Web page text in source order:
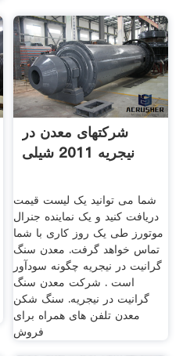
شرکتهای معدن در
نیجریه 2011 شیلی
شما می توانید یک لیست قیمت
دریافت کنید و یک نماینده جنرال
موتورز طی یک روز کاری با شما
تماس خواهد گرفت. معدن سنگ
گرانیت در نیجریه چگونه سودآور
است . شرکت معدن سنگ
گرانیت در نیجریه. سنگ شکن
معدن تلفن های همراه برای
فروش